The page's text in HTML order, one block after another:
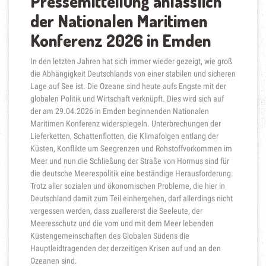
der Nationalen Maritimen
Konferenz 2026 in Emden
In den letzten Jahren hat sich immer wieder gezeigt, wie groß
die Abhängigkeit Deutschlands von einer stabilen und sicheren
Lage auf See ist. Die Ozeane sind heute aufs Engste mit der
globalen Politik und Wirtschaft verknüpft. Dies wird sich auf
der am 29.04.2026 in Emden beginnenden Nationalen
Maritimen Konferenz widerspiegeln. Unterbrechungen der
Lieferketten, Schattenflotten, die Klimafolgen entlang der
Küsten, Konflikte um Seegrenzen und Rohstoffvorkommen im
Meer und nun die Schließung der Straße von Hormus sind für
die deutsche Meerespolitik eine beständige Herausforderung.
Trotz aller sozialen und ökonomischen Probleme, die hier in
Deutschland damit zum Teil einhergehen, darf allerdings nicht
vergessen werden, dass zuallererst die Seeleute, der
Meeresschutz und die vom und mit dem Meer lebenden
Küstengemeinschaften des Globalen Südens die
Hauptleidtragenden der derzeitigen Krisen auf und an den
Ozeanen sind.